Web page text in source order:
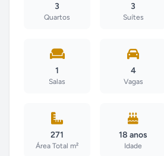
3
Quartos
3
Suítes
1
Salas
4
Vagas
271
Área Total m²
18 anos
Idade